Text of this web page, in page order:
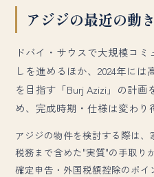
アジジの最近の動き
ドバイ・サウスで大規模コ
しを進めるほか、2024年には
を目指す「Burj Azizi」の計
め、完成時期・仕様は変わり
アジジの物件を検討する際は
税務まで含めた"実質"の手取り
確定申告・外国税額控除のポイ